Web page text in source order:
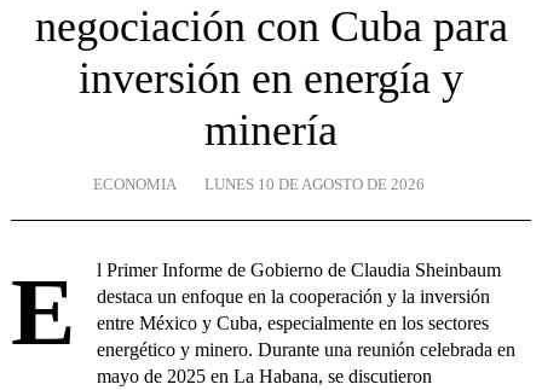
negociación con Cuba para
inversión en energía y
minería
ECONOMIA LUNES 10 DE AGOSTO DE 2026
El Primer Informe de Gobierno de Claudia Sheinbaum
destaca un enfoque en la cooperación y la inversión
entre México y Cuba, especialmente en los sectores
energético y minero. Durante una reunión celebrada en
mayo de 2025 en La Habana, se discutieron